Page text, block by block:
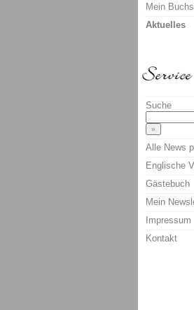
Mein
Aktuelles
Suche
Alle News
Englische
Gästebuch
Mein
Impressum
Kontakt